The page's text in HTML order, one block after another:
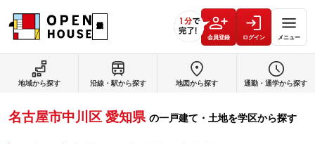
会員登録 ログイン メニュー
地域から探す 沿線・駅から探す 地図から探す 通勤・通学から探す
名古屋市中川区 愛知県 の一戸建て・土地を学区から探す